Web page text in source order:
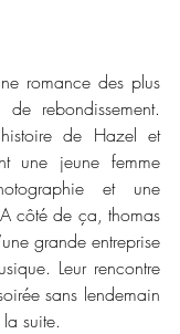
romance des plus
rebondissement.
de Hazel et
une jeune femme
et une
côté de ça, thomas
grande entreprise
Leur rencontre
sans lendemain
suite.